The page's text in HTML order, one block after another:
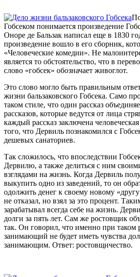
Гобсеком понимается произведение
Оноре де Бальзак написал еще в 1830
произведение вошло в его сборник,
«Человеческие комедии». Не
является то обстоятельство, что в
слово «гобсек» обозначает живоглот.
Это слово могло быть правильным
жизни бальзаковского Гобсека. Само
таком стиле, что один рассказ
рассказов, которые ведутся от лица
каждый рассказ заключена
того, что Дервиль познакомился с
дешевых санаториев.
Так сложилось, что впоследствии
Дервилю, а также делиться с ним
взглядами на жизнь. Когда Дервиль
выкупить одно из заведений, то он
одолжить денег к своему новому
не отказал, но взял за это процент.
зарабатывал всегда себе на жизнь.
долги за пять лет. Сам же ростовщик
так. Он говорил, что именно при таком
занимающий не будет иметь чувства
занимающим. Ответ: ростовщичество.